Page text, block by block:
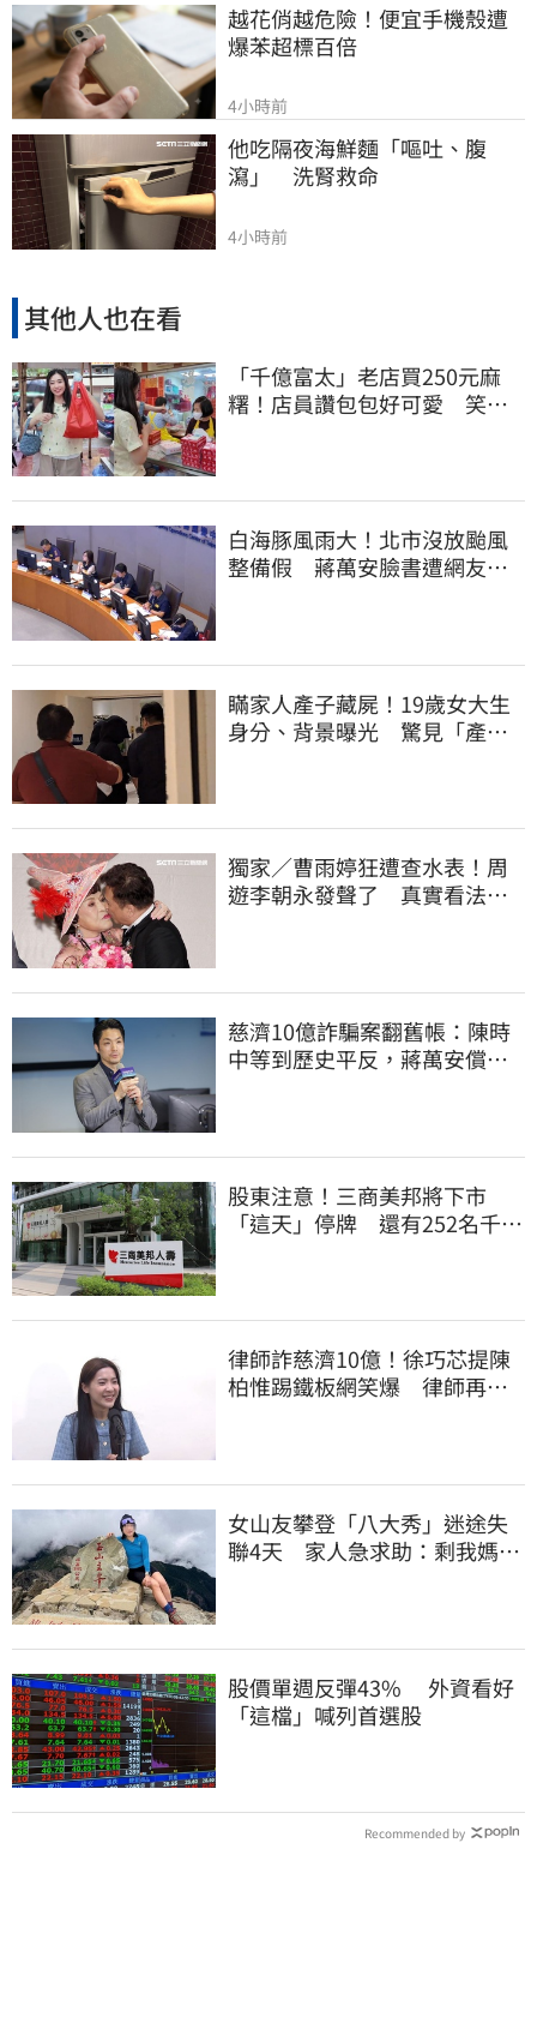
越花俏越危險！便宜手機殼遭
爆苯超標百倍
4小時前
他吃隔夜海鮮麵「嘔吐、腹
瀉」　洗腎救命
4小時前
其他人也在看
「千億富太」老店買250元麻
糬！店員讚包包好可愛 笑
白海豚風雨大！北市沒放颱風
整備假 蔣萬安臉書遭網友灌
瞞家人產子藏屍！19歲女大生
身分、背景曝光 驚見「產檢
獨家／曹雨婷狂遭查水表！周
遊李朝永發聲了 真實看法曝
慈濟10億詐騙案翻舊帳：陳時
中等到歷史平反，蔣萬安償還
股東注意！三商美邦將下市
「這天」停牌 還有252名千張
律師詐慈濟10億！徐巧芯提陳
柏惟踢鐵板網笑爆 律師再曬1
女山友攀登「八大秀」迷途失
聯4天 家人急求助：剩我媽還
股價單週反彈43% 外資看好
「這檔」喊列首選股
Recommended by